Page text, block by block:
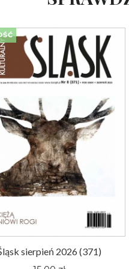
sierpień 2026 (371)